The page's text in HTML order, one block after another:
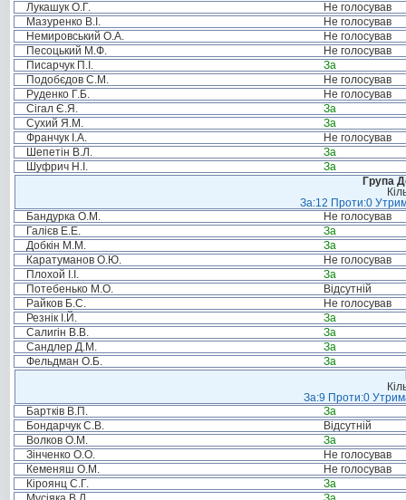
Лукашук О.Г.
Не голосував
Мазуренко В.І.
Не голосував
Немировський О.А.
Не голосував
Песоцький М.Ф.
Не голосував
Писарчук П.І.
За
Подобєдов С.М.
Не голосував
Руденко Г.Б.
Не голосував
Сігал Є.Я.
За
Сухий Я.М.
За
Франчук І.А.
Не голосував
Шепетін В.Л.
За
Шуфрич Н.І.
За
Група
За:12 Проти:0
Бандурка О.М.
Не голосував
Галієв Е.Е.
За
Добкін М.М.
За
Каратуманов О.Ю.
Не голосував
Плохой І.І.
За
Потебенько М.О.
Відсутній
Райков Б.С.
Не голосував
Резнік І.Й.
За
Салигін В.В.
За
Сандлер Д.М.
За
Фельдман О.Б.
За
За:9 Проти:0
Бартків В.П.
За
Бондарчук С.В.
Відсутній
Волков О.М.
За
Зінченко О.О.
Не голосував
Кеменяш О.М.
Не голосував
Кіроянц С.Г.
За